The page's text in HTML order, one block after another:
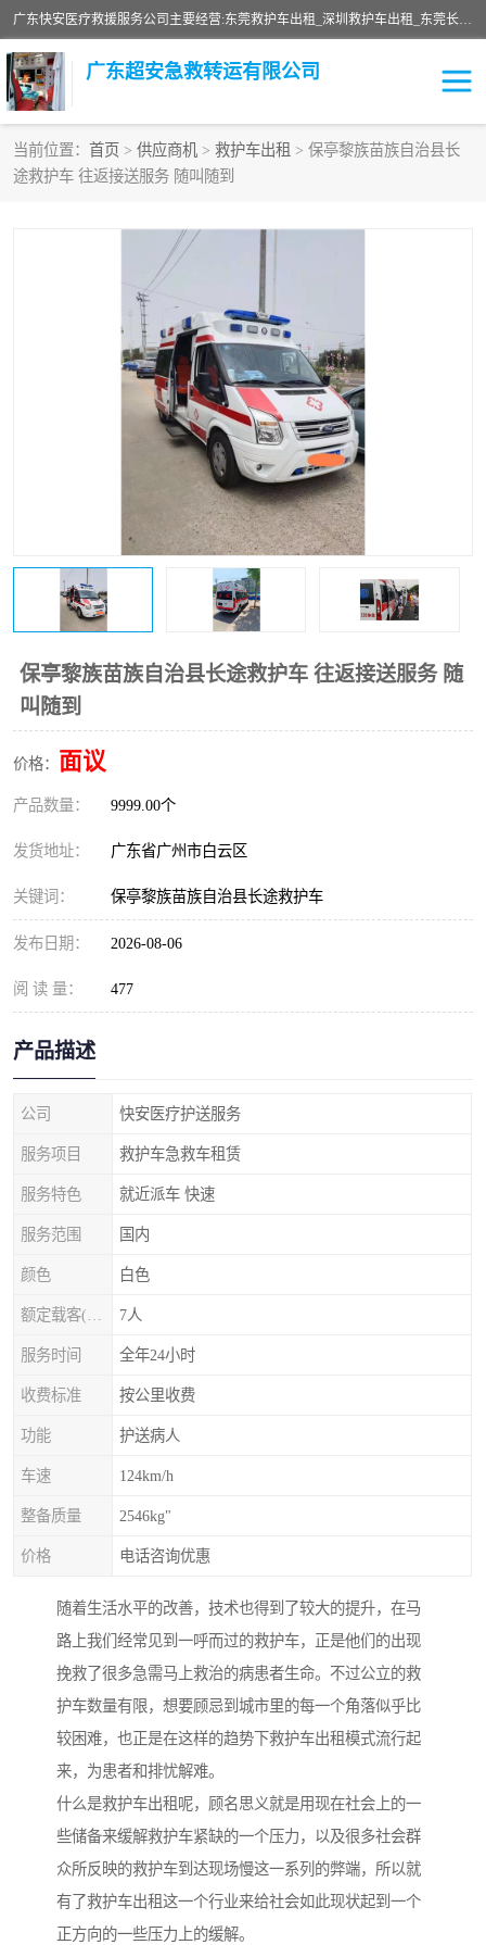
广东快安医疗救援服务公司主要经营:东莞救护车出租_深圳救护车出租_东莞长途救护车出租-深圳长途救护车出租等业务。提供救护车出租服务和长途救护车转接病人。响应及时，服务周到。
广东超安急救转运有限公司
当前位置： 首页 > 供应商机 > 救护车出租 > 保亭黎族苗族自治县长
途救护车 往返接送服务 随叫随到
保亭黎族苗族自治县长途救护车 往返接送服务 随
叫随到
价格： 面议
产品数量： 9999.00个
发货地址： 广东省广州市白云区
关键词： 保亭黎族苗族自治县长途救护车
发布日期： 2026-08-06
阅 读 量： 477
产品描述
公司 快安医疗护送服务
服务项目 救护车急救车租赁
服务特色 就近派车 快速
服务范围 国内
颜色 白色
7人
服务时间 全年24小时
收费标准 按公里收费
功能 护送病人
车速 124km/h
整备质量 2546kg"
价格 电话咨询优惠
随着生活水平的改善，技术也得到了较大的提升，在马
路上我们经常见到一呼而过的救护车，正是他们的出现
挽救了很多急需马上救治的病患者生命。不过公立的救
护车数量有限，想要顾忌到城市里的每一个角落似乎比
较困难，也正是在这样的趋势下救护车出租模式流行起
来，为患者和排忧解难。
什么是救护车出租呢，顾名思义就是用现在社会上的一
些储备来缓解救护车紧缺的一个压力，以及很多社会群
众所反映的救护车到达现场慢这一系列的弊端，所以就
有了救护车出租这一个行业来给社会如此现状起到一个
正方向的一些压力上的缓解。
救护车出租
跨省救护车租赁 跨省救护车出租
私人救护车租赁 私人救护车出租
长途救护车出租